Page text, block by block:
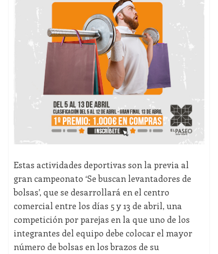
Estas actividades deportivas son la previa al
gran campeonato ‘Se buscan levantadores de
bolsas’, que se desarrollará en el centro
comercial entre los días 5 y 13 de abril, una
competición por parejas en la que uno de los
integrantes del equipo debe colocar el mayor
número de bolsas en los brazos de su